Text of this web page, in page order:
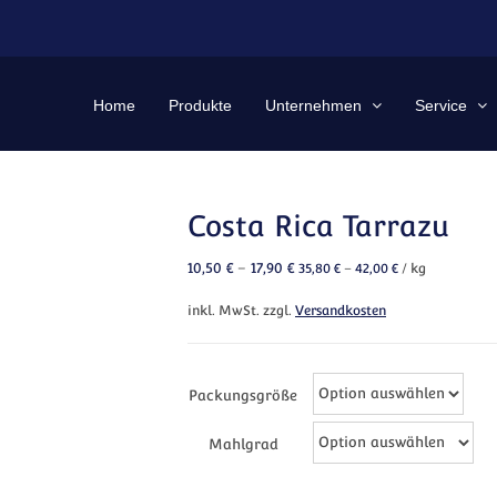
Home Produkte Unternehmen Service
Costa Rica Tarrazu
10,50 €– 17,90 € 35,80 € – 42,00 € / kg
inkl. MwSt. zzgl. Versandkosten
Packungsgröße
Mahlgrad